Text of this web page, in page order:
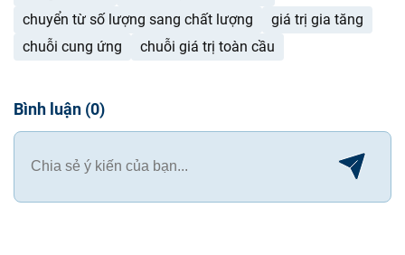
chuyển từ số lượng sang chất lượng
giá trị gia tăng
chuỗi cung ứng
chuỗi giá trị toàn cầu
Bình luận (0)